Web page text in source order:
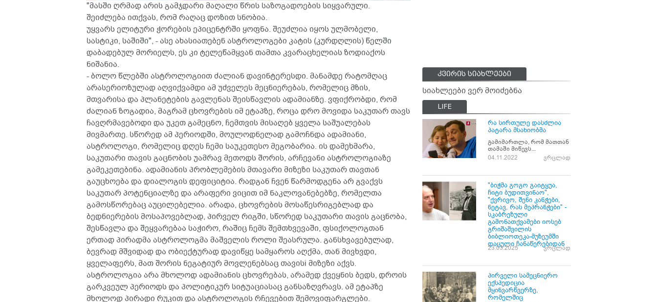
"მასში ღრმად არის გამჯდარი მაღალი წრის საზოგადოების სიყვარული.
შეიძლება ითქვას, რომ რაღაც დოზით სნობია.
უყვარს ელიტური ჭორების ეპიცენტრში ყოფნა. შეუძლია იყოს ულმობელი,
სასტიკი, საშიში", - ასე ახასიათებენ ასტროლოგები კატის (კურდღლის) წელში
დაბადებულ მორიელს, ეს კი ტელეწამყვან თამთა კვარაცხელიას ზოდიაქოს
ნიშანია.
- ბოლო წლებში ასტროლოგიით ძალიან დავინტერესდი. მანამდე რატომღაც
არასერიოზულად აღვიქვამდი ამ უძველეს მეცნიერებას, რომელიც მზის,
მთვარისა და პლანეტების გავლენას შეისწავლის ადამიანზე. ვფიქრობდი, რომ
ძალიან ზოგადია, მაგრამ ცხოვრების იმ ეტაპზე, როცა დრო მოვიდა საკუთარ თავს
ჩავღრმავებოდი და უკეთ გამეცნო, ჩემთვის მისაღებ ყველა საშუალებას
მივმართე. სწორედ ამ პერიოდში, მოულოდნელად გამოჩნდა ადამიანი,
ასტროლოგი, რომელიც დღეს ჩემი საუკეთესო მეგობარია. ის დამეხმარა,
საკუთარი თავის გაცნობის უამრავ მეთოდს შორის, არჩევანი ასტროლოგიაზე
გამეკეთებინა. ადამიანის პრობლემების მთავარი მიზეზი საკუთარ თავთან
გაუცხოება და დიალოგის დეფიციტია. რადგან ჩვენ წარმოდგენა არ გვაქვს
საკუთარ პოტენციალზე და არაფერი ვიცით იმ ნაკლოვანებებზე, რომელთა
გამოსწორებაც აუცილებელია. არადა, ცხოვრების მოსაწესრიგებლად და
ბედნიერების მოსაპოვებლად, პირველ რიგში, სწორედ საკუთარი თავის გაცნობა,
შესწავლა და შეყვარებაა საჭირო, რაშიც ჩემს შემთხვევაში, ფსიქოლოგთან
ერთად პირადმა ასტროლოგმა მაშველის როლი შეასრულა. განსხვავებულად,
ბევრად მშვიდად და ობიექტურად დავიწყე სამყაროს აღქმა, თან მივხვდი,
ყველაფერს, მათ შორის ნეგატიურ მოვლენებსაც თავისi მიზეზი აქვს.
ასტროლოგია არა მხოლოდ ადამიანის ცხოვრებას, არამედ ქვეყნის ბედს, დროის
გარკვეულ პერიოდს და პოლიტიკურ სიტუაციასაც განსაზღვრავს. ამ ეტაპზე
მხოლოდ პირადი რუკით და ასტროლოგის რჩევებით შემოვიფარგლები.
კვირის სიახლეები
სიახლეები ვერ მოიძებნა
LIFE
რა სირთულე დასძლია
პატარა მსახიობმა
გამიმართლა, რომ მათთან
თამაში მიწევს...
04.11.2022
ვრცლად
"ბიჭმა გოგო გაიტყუა,
ჩიტი ბუდითვინაო",
"ქვრივო, შენი კანჭები,
ნეტავ, რას მეპრანჭები" -
სკაბრეზული
გამონათქვამები იოსებ
გრიშაშვილის
ბიბლიოთეკა-მუზეუმში
დაცული ჩანაწერებიდან
23.03.2025 ვრცლად
პირველი სამეცნიერო
ექსპედიცია
მყინვარწვერზე,
რომელშიც